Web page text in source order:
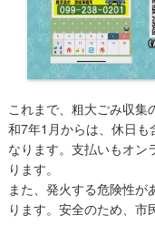
これまで、粗大ごみ収集
和7年1月からは、休日も
なります。支払いもオン
ります。
また、発火する危険性が
ります。安全のため、市